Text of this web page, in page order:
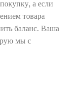
а если
товара
баланс. Ваша
мы с